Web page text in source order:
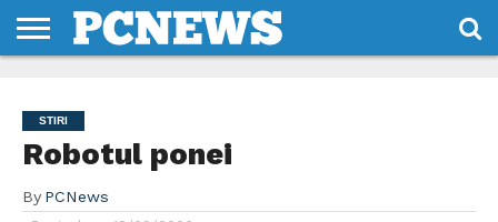
NOI
SI
CONDITII
STIRI
Robotul ponei
By PCNews